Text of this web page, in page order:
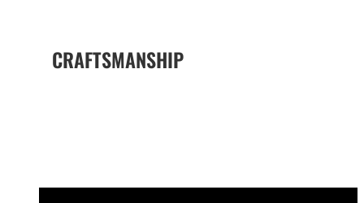
CRAFTSMANSHIP